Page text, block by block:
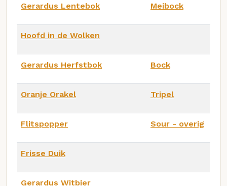
Gerardus Lentebok Meibock
Hoofd in de Wolken
Gerardus Herfstbok Bock
Oranje Orakel Tripel
Flitspopper Sour - overig
Frisse Duik
Gerardus Witbier